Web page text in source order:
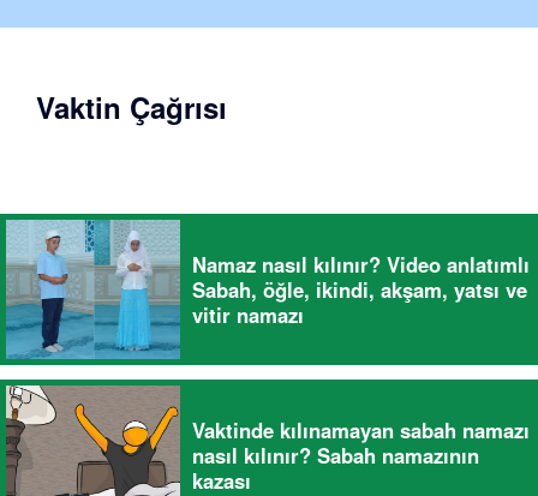
Vaktin Çağrısı
Namaz nasıl kılınır? Video anlatımlı
Sabah, öğle, ikindi, akşam, yatsı ve
vitir namazı
Vaktinde kılınamayan sabah namazı
nasıl kılınır? Sabah namazının
kazası